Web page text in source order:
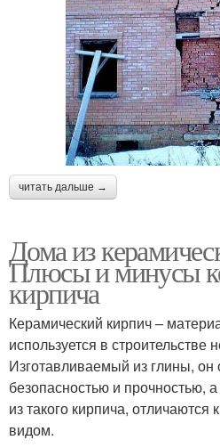
читать дальше →
Дома из
Плюсы и минусы
кирпича
Керамический кирпич –
используется в строительстве
Изготавливаемый из глины, он
безопасностью и прочностью,
из такого кирпича,
видом.